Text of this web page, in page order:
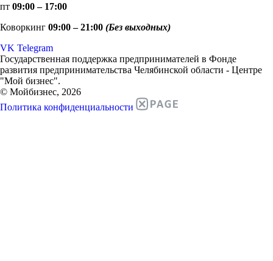
пт 09:00 – 17:00
Коворкинг 09:00 – 21:00 (Без выходных)
VK Telegram
Государственная поддержка предпринимателей в Фонде
развития предпринимательства Челябинской области - Центре
"Мой бизнес".
© Мойбизнес, 2026
Политика конфиденциальности